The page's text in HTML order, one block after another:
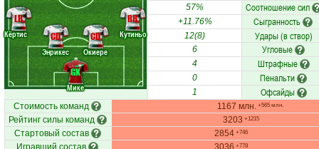
Мике
Кёртис
Энрикес
Окиере
Кутиньо
GK
LB
CD
CD
RB
57% Соотношение сил
+11.76% Сыгранность
12(8) Удары (в створ)
6 Угловые
4 Штрафные
0 Пенальти
1 Офсайды
Стоимость команд 1167 млн. +565 млн.
Рейтинг силы команд 3203 +1215
Стартовый состав 2854 +746
Игравший состав 3036 +778